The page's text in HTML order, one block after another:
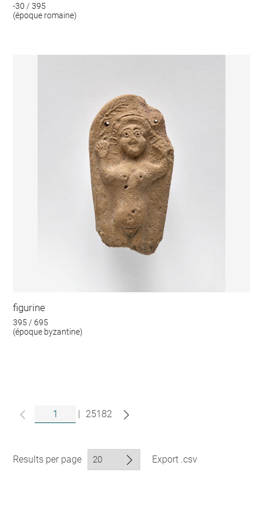
-30 / 395
(époque romaine)
figurine
395 / 695
(époque byzantine)
| 25182
Results per page Export .csv